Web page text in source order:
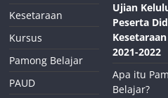
Kesetaraan
Kursus
Pamong Belajar
PAUD
Ujian
Peserta
2021-2022
Apa itu
Belajar?